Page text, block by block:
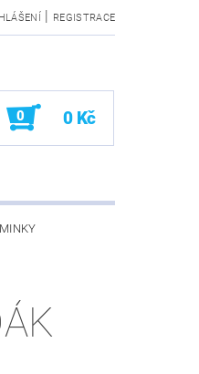
| REGISTRACE
0 0 Kč